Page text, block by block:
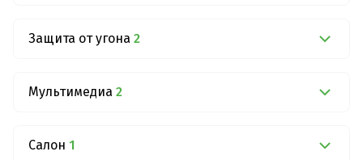
Защита от угона 2
Мультимедиа 2
Салон 1